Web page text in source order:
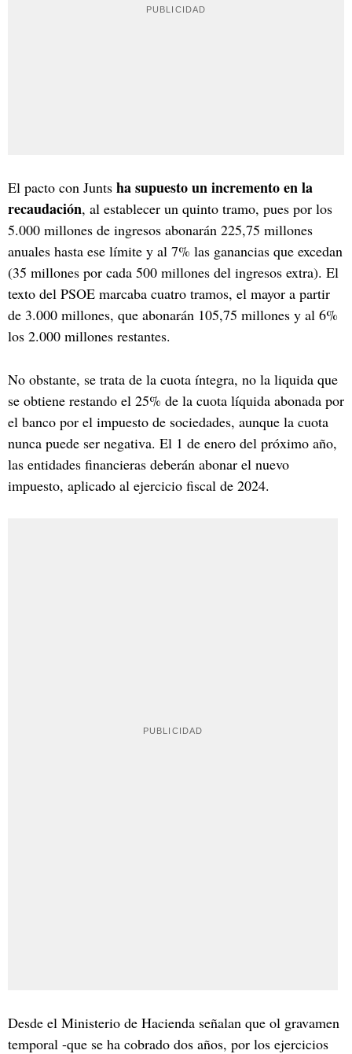
El pacto con Junts ha supuesto un incremento en la
recaudación, al establecer un quinto tramo, pues por los
5.000 millones de ingresos abonarán 225,75 millones
anuales hasta ese límite y al 7% las ganancias que excedan
(35 millones por cada 500 millones del ingresos extra). El
texto del PSOE marcaba cuatro tramos, el mayor a partir
de 3.000 millones, que abonarán 105,75 millones y al 6%
los 2.000 millones restantes.
No obstante, se trata de la cuota íntegra, no la liquida que
se obtiene restando el 25% de la cuota líquida abonada por
el banco por el impuesto de sociedades, aunque la cuota
nunca puede ser negativa. El 1 de enero del próximo año,
las entidades financieras deberán abonar el nuevo
impuesto, aplicado al ejercicio fiscal de 2024.
Desde el Ministerio de Hacienda señalan que ol gravamen
temporal -que se ha cobrado dos años, por los ejercicios